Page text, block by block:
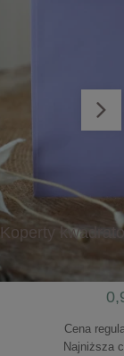
Koperty
Cena
Najniższa